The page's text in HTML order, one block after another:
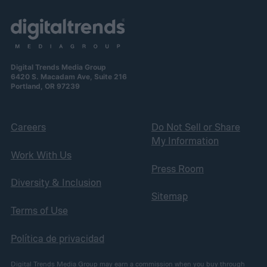
Digital Trends Media Group
6420 S. Macadam Ave, Suite 216
Portland, OR 97239
Careers
Work With Us
Diversity & Inclusion
Terms of Use
Política de privacidad
Do Not Sell or Share
My Information
Press Room
Sitemap
Digital Trends Media Group may earn a commission when you buy through